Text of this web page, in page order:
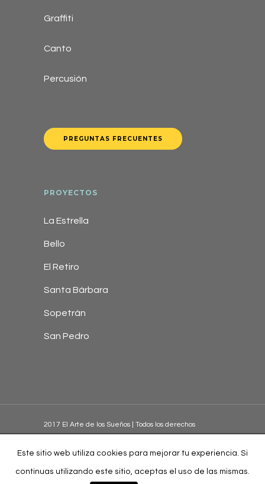
Graffiti
Canto
Percusión
PREGUNTAS FRECUENTES
PROYECTOS
La Estrella
Bello
El Retiro
Santa Bárbara
Sopetrán
San Pedro
2017 El Arte de los Sueños | Todos los derechos
Política de tratamiento de datos
Este sitio web utiliza cookies para mejorar tu experiencia. Si
continuas utilizando este sitio, aceptas el uso de las mismas.